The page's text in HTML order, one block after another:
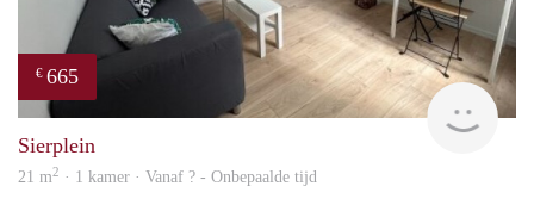
€ 665
Sierplein
21 m2 · 1 kamer · Vanaf ? - Onbepaalde tijd